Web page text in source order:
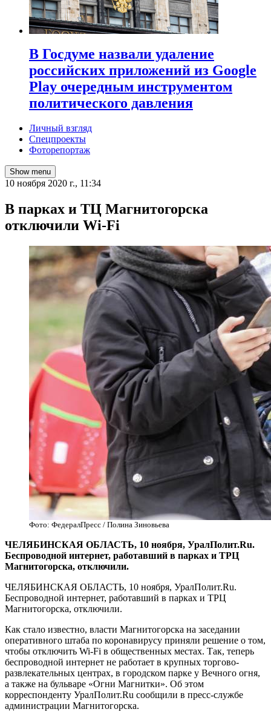
В Госдуме назвали удаление
российских приложений из Google
Play очередным инструментом
политического давления
Личный взгляд
Спецпроекты
Фоторепортаж
Show menu
10 ноября 2020 г., 11:34
В парках и ТЦ Магнитогорска
отключили Wi-Fi
Фото: ФедералПресс / Полина Зиновьева
ЧЕЛЯБИНСКАЯ ОБЛАСТЬ, 10 ноября, УралПолит.Ru.
Беспроводной интернет, работавший в парках и ТРЦ
Магнитогорска, отключили.
ЧЕЛЯБИНСКАЯ ОБЛАСТЬ, 10 ноября, УралПолит.Ru.
Беспроводной интернет, работавший в парках и ТРЦ
Магнитогорска, отключили.
Как стало известно, власти Магнитогорска на заседании
оперативного штаба по коронавирусу приняли решение о том,
чтобы отключить Wi-Fi в общественных местах. Так, теперь
беспроводной интернет не работает в крупных торгово-
развлекательных центрах, в городском парке у Вечного огня,
а также на бульваре «Огни Магнитки». Об этом
корреспонденту УралПолит.Ru сообщили в пресс-службе
администрации Магнитогорска.